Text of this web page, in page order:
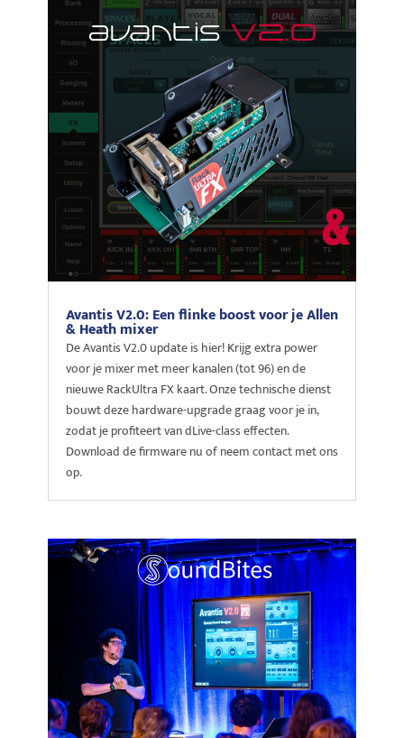
Avantis V2.0: Een flinke boost voor je Allen
& Heath mixer
De Avantis V2.0 update is hier! Krijg extra power
voor je mixer met meer kanalen (tot 96) en de
nieuwe RackUltra FX kaart. Onze technische dienst
bouwt deze hardware-upgrade graag voor je in,
zodat je profiteert van dLive-class effecten.
Download de firmware nu of neem contact met ons
op.